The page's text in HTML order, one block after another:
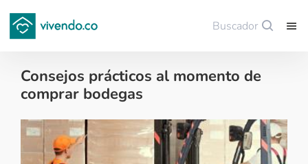
Buscador
Consejos prácticos al momento de
comprar bodegas
Decoración - 2018-06-23
Guardar